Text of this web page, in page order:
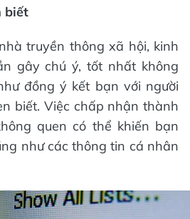
biết
truyền thông xã hội, kinh
gây chú ý, tốt nhất không
đồng ý kết bạn với người
biết. Việc chấp nhận thành
quen có thể khiến bạn
như các thông tin cá nhân